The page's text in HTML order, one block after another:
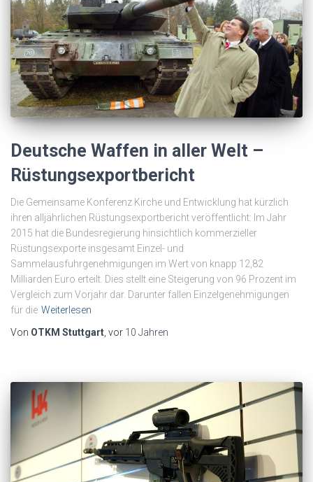
Deutsche Waffen in aller Welt –
Rüstungsexportbericht
Die Gemeinsame Konferenz Kirche und Entwicklung hat kürzlich
ihren alljährlichen Rüstungsexportbericht veröffentlicht: Im Jahr
2015 hat die Bundesregierung hinsichtlich kommerzieller
Rüstungsexporte insgesamt Einzel- und
Sammelausfuhrgenehmigungen im Wert von knapp 12,82
Milliarden Euro erteilt. Dies stellt eine Steigerung von 96 Prozent im
Vergleich zum Vorjahr dar. Darunter fallen Einzelgenehmigungen
für die Weiterlesen
Von OTKM Stuttgart, vor 10 Jahren